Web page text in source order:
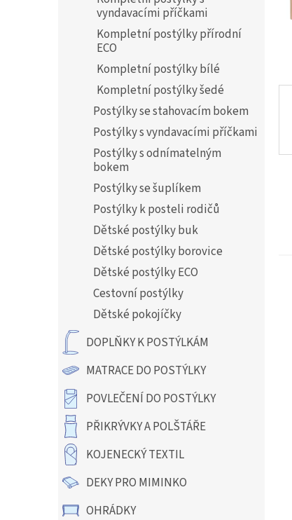
vyndavacími příčkami
Kompletní postýlky přírodní
ECO
Kompletní postýlky bílé
Kompletní postýlky šedé
Postýlky se stahovacím bokem
Postýlky s vyndavacími příčkami
Postýlky s odnímatelným
bokem
Postýlky se šuplíkem
Postýlky k posteli rodičů
Dětské postýlky buk
Dětské postýlky borovice
Dětské postýlky ECO
Cestovní postýlky
Dětské pokojíčky
DOPLŇKY K POSTÝLKÁM
MATRACE DO POSTÝLKY
POVLEČENÍ DO POSTÝLKY
PŘIKRÝVKY A POLŠTÁŘE
KOJENECKÝ TEXTIL
DEKY PRO MIMINKO
OHRÁDKY